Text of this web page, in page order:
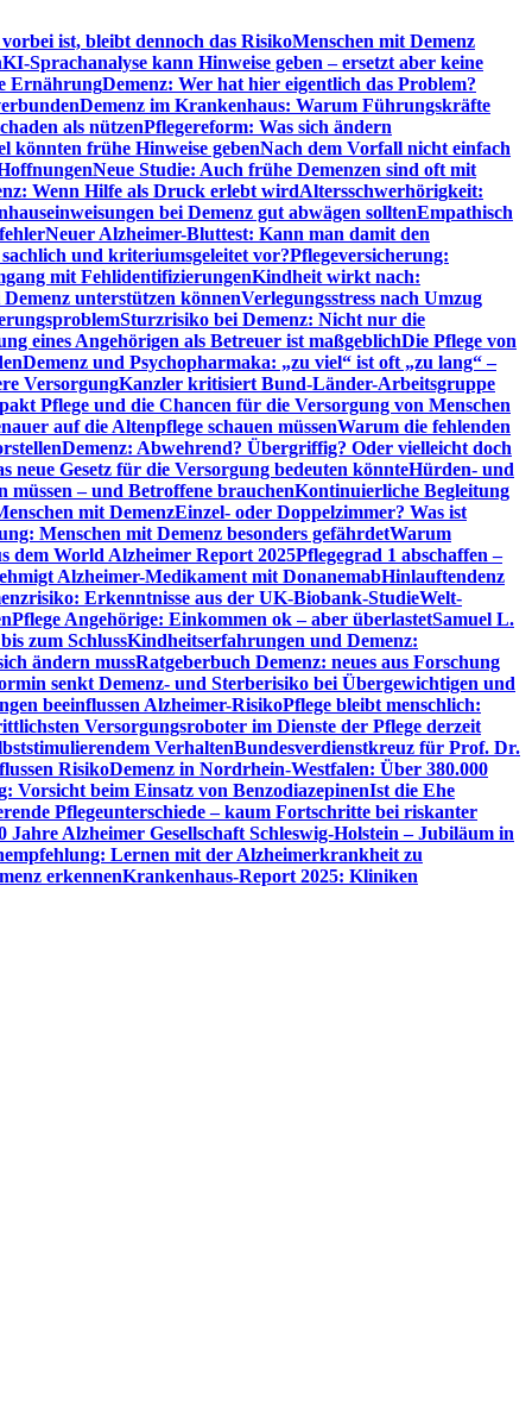
ist, bleibt dennoch das RisikoMenschen mit Demenz
KI-Sprachanalyse kann Hinweise geben – ersetzt aber keine
ErnährungDemenz: Wer hat hier eigentlich das Problem?
Demenz im Krankenhaus: Warum Führungskräfte
als nützenPflegereform: Was sich ändern
könnten frühe Hinweise gebenNach dem Vorfall nicht einfach
Neue Studie: Auch frühe Demenzen sind oft mit
Wenn Hilfe als Druck erlebt wirdAltersschwerhörigkeit:
bei Demenz gut abwägen solltenEmpathisch
Neuer Alzheimer-Bluttest: Kann man damit den
und kriteriumsgeleitet vor?Pflegeversicherung:
mit FehlidentifizierungenKindheit wirkt nach:
unterstützen könnenVerlegungsstress nach Umzug
Sturzrisiko bei Demenz: Nicht nur die
eines Angehörigen als Betreuer ist maßgeblichDie Pflege von
Demenz und Psychopharmaka: „zu viel“ ist oft „zu lang“ –
VersorgungKanzler kritisiert Bund-Länder-Arbeitsgruppe
Pflege und die Chancen für die Versorgung von Menschen
auf die Altenpflege schauen müssenWarum die fehlenden
Demenz: Abwehrend? Übergriffig? Oder vielleicht doch
neue Gesetz für die Versorgung bedeuten könnteHürden- und
– und Betroffene brauchenKontinuierliche Begleitung
mit DemenzEinzel- oder Doppelzimmer? Was ist
Menschen mit Demenz besonders gefährdetWarum
dem World Alzheimer Report 2025Pflegegrad 1 abschaffen –
Alzheimer-Medikament mit DonanemabHinlauftendenz
Erkenntnisse aus der UK-Biobank-StudieWelt-
Pflege Angehörige: Einkommen ok – aber überlastetSamuel L.
zum SchlussKindheitserfahrungen und Demenz:
ändern mussRatgeberbuch Demenz: neues aus Forschung
senkt Demenz- und Sterberisiko bei Übergewichtigen und
beeinflussen Alzheimer-RisikoPflege bleibt menschlich:
Versorgungsroboter im Dienste der Pflege derzeit
VerhaltenBundesverdienstkreuz für Prof. Dr.
RisikoDemenz in Nordrhein-Westfalen: Über 380.000
Vorsicht beim Einsatz von BenzodiazepinenIst die Ehe
Pflegeunterschiede – kaum Fortschritte bei riskanter
Jahre Alzheimer Gesellschaft Schleswig-Holstein – Jubiläum in
Lernen mit der Alzheimerkrankheit zu
erkennenKrankenhaus-Report 2025: Kliniken